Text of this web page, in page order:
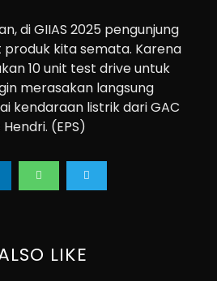
di GIIAS 2025 pengunjung
kita semata. Karena
10 unit test drive untuk
merasakan langsung
kendaraan listrik dari GAC
(EPS)
LIKE